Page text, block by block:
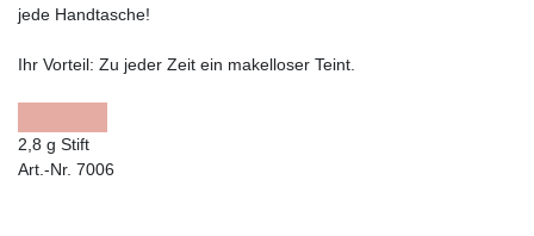
jede Handtasche!
Ihr Vorteil: Zu jeder Zeit ein makelloser Teint.
2,8 g Stift
Art.-Nr. 7006